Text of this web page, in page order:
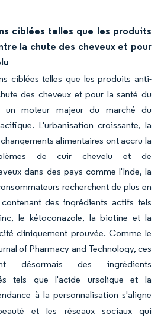
ciblées telles que les produits
la chute des cheveux et pour
ciblées telles que les produits anti-
des cheveux et pour la santé du
un moteur majeur du marché du
L'urbanisation croissante, la
alimentaires ont accru la
de cuir chevelu et de
dans des pays comme l'Inde, la
recherchent de plus en
des ingrédients actifs tels
le kétoconazole, la biotine et la
cliniquement prouvée. Comme le
of Pharmacy and Technology, ces
désormais des ingrédients
tels que l'acide ursolique et la
à la personnalisation s'aligne
et les réseaux sociaux qui